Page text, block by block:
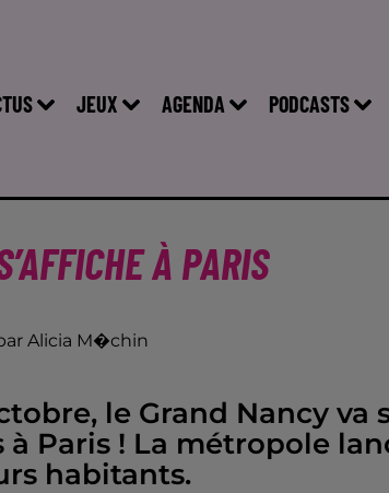
JEUX AGENDA PODCASTS
À PARIS
Alicia M�chin
le Grand Nancy va
à Paris ! La métropole
habitants.